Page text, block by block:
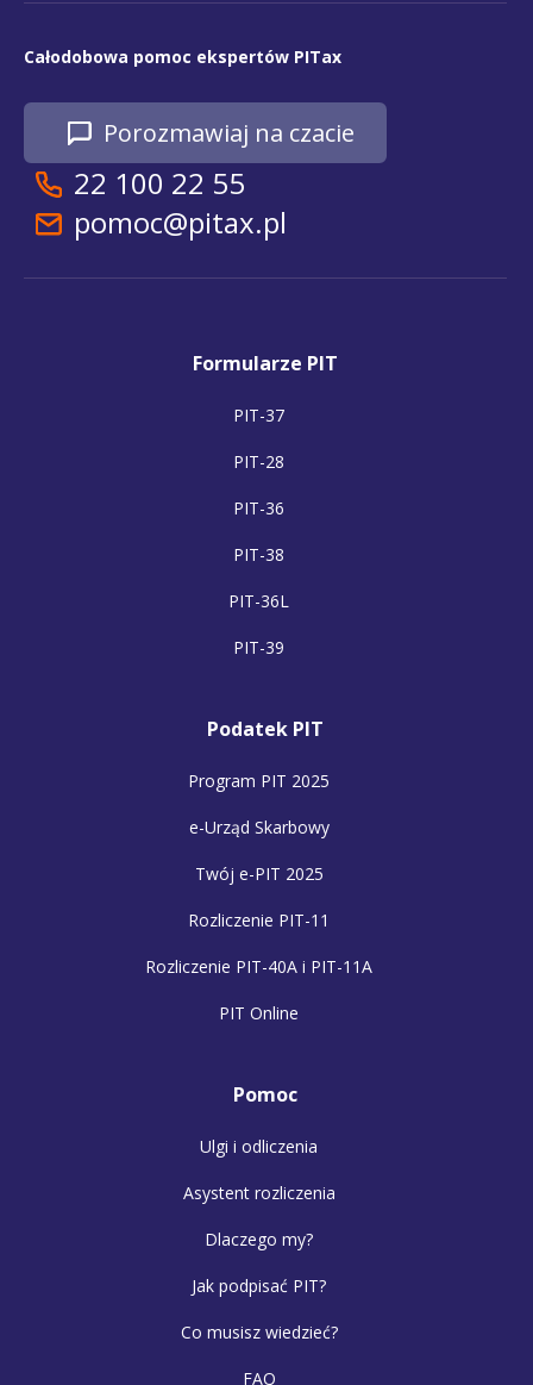
Całodobowa pomoc ekspertów PITax
Porozmawiaj na czacie
22 100 22 55
pomoc@pitax.pl
Formularze PIT
PIT-37
PIT-28
PIT-36
PIT-38
PIT-36L
PIT-39
Podatek PIT
Program PIT 2025
e-Urząd Skarbowy
Twój e-PIT 2025
Rozliczenie PIT-11
Rozliczenie PIT-40A i PIT-11A
PIT Online
Pomoc
Ulgi i odliczenia
Asystent rozliczenia
Dlaczego my?
Jak podpisać PIT?
Co musisz wiedzieć?
FAQ